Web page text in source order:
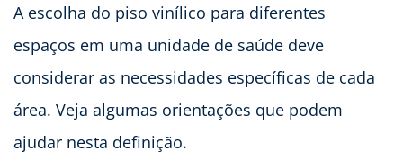
A escolha do piso vinílico para diferentes
espaços em uma unidade de saúde deve
considerar as necessidades específicas de cada
área. Veja algumas orientações que podem
ajudar nesta definição.